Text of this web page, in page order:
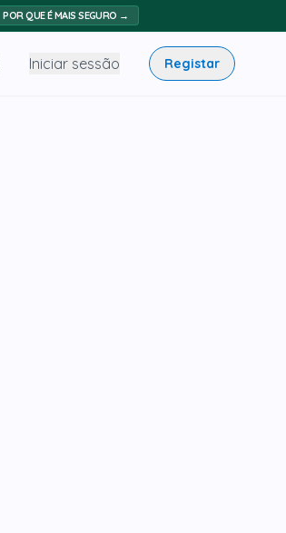
POR QUE É MAIS SEGURO →
Iniciar sessão Registar